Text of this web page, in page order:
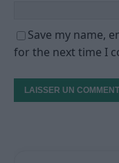
Save my name,
for the next time I